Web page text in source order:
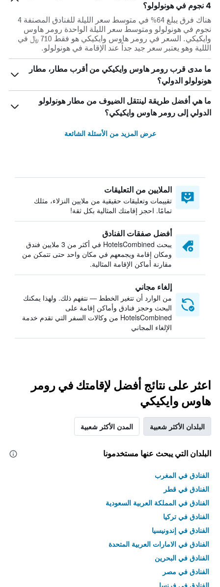
4 نجوم في هونولولو؟
هناك فرق يبلغ 64% في متوسط ​​سعر الليلة للفنادق المصنفة 4
نجوم في هونولولو ومتوسط ​​سعر الليلة الواحدة رومر هاوس
وايكيكي. السعر في رومر هاوس وايكيكي هو فقط 710 ﷼ في
الللية وهو يعتبر سعر جيد جداً عند الإقامة في هونولولو.
ما مدى قرب رومر هاوس وايكيكي من أقرب مطار، مطار
هونولولو الدولي؟
ما هي أفضل طريقة لينتقل الضيوف من مطار هونولولو
الدولي إلى رومر هاوس وايكيكي؟
عرض المزيد من الأسئلة الشائعة
الملايين من التعليقات
تقييمات وتعليقات حقيقية من ملايين النزلاء، مثلك
تمامًا. احجز إقامتك المثالية بكل ثقة!
أفضل صفقات الفنادق
يبحث HotelsCombined في أكثر من 3 ملايين فندق
ومكان إقامة ويجمعهم في مكان واحد حتى تتمكن من
مقارنة أماكن الإقامة المثالية.
إلغاء مجاني
من الوارد أن تتغير الخطط — نتفهم ذلك. ولهذا يمكنك
البحث وحجز فنادق وأماكن إقامة على
HotelsCombined من وكالات السفر التي تقدم خدمة
الإلغاء المجاني
اعثر على نتائج أفضل لإقامتك في رومر
هاوس وايكيكي
البلدان الأكثر شعبية المدن الأكثر شعبية
البلدان التي يبحث عنها مستخدمونا
الفنادق في المغرب
الفنادق في قطر
الفنادق في المملكة العربية السعودية
الفنادق في تركيا
الفنادق في إندونيسيا
الفنادق في الامارات العربية المتحدة
الفنادق في البحرين
الفنادق في مصر
الفنادق في فرنسا